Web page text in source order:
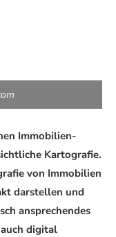
Immobilien-
Kartografie.
von Immobilien
darstellen und
ansprechendes
digital